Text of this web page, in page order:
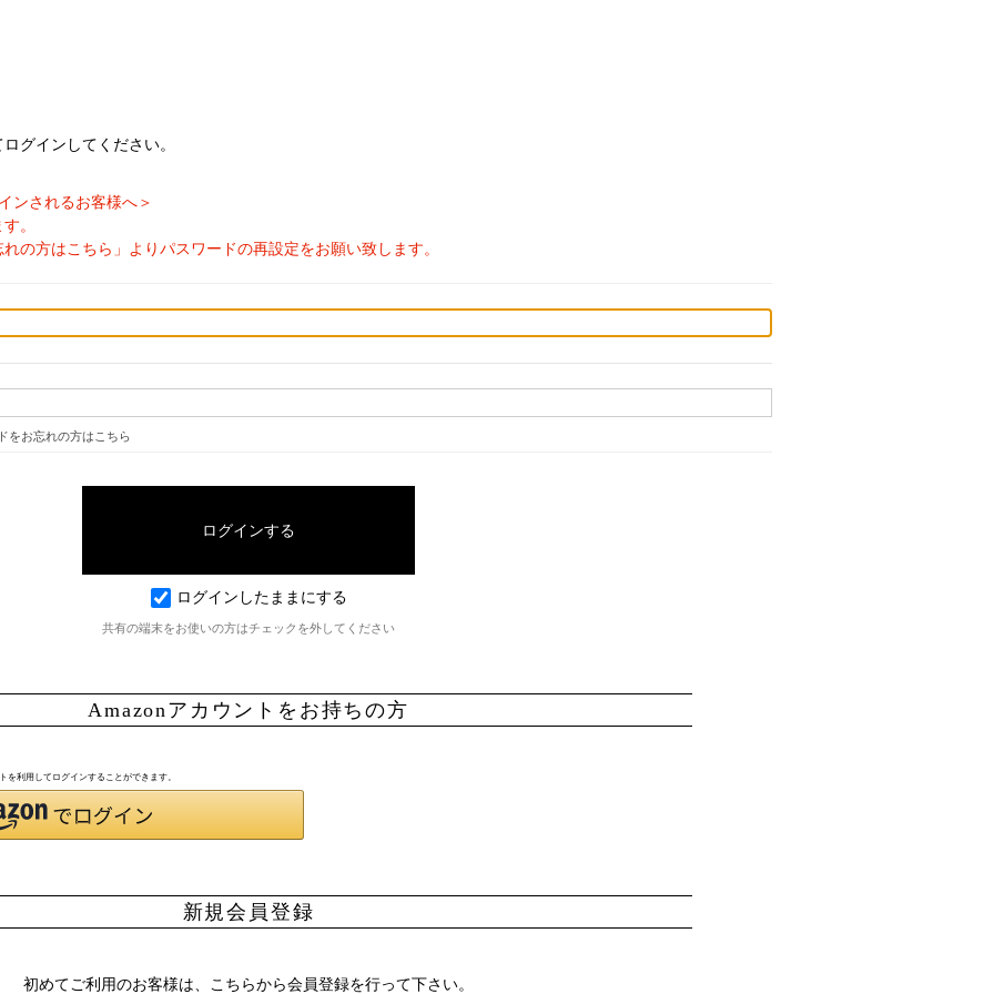
グインしてください。
ンされるお客様へ＞
。
の方はこちら」よりパスワードの再設定をお願い致します。
をお忘れの方はこちら
ログインしたままにする
共有の端末をお使いの方はチェックを外してください
Amazonアカウントをお持ちの方
を利用してログインすることができます。
新規会員登録
初めてご利用のお客様は、こちらから会員登録を行って下さい。